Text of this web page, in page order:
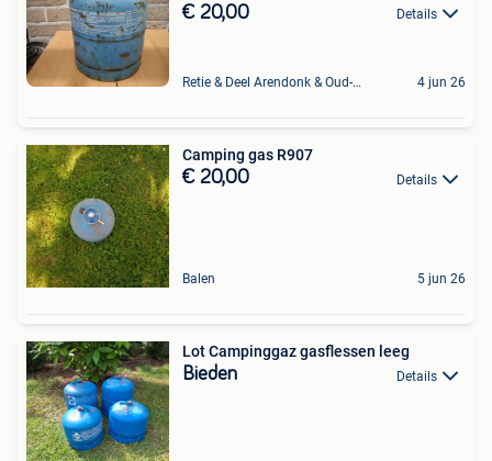
€ 20,00 Details
Retie & Deel Arendonk & Oud-Turnhout 4 jun 26
Camping gas R907
€ 20,00 Details
Balen 5 jun 26
Lot Campinggaz gasflessen leeg
Bieden Details